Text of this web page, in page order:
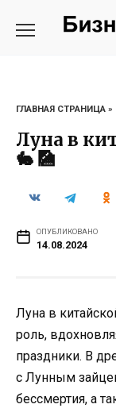
ГЛАВНАЯ СТРАНИЦА »
Луна в
🐇 🎑
ОПУБЛИКОВАНО
14.08.2024
Луна в
роль,
праздники. В
с Лунным
бессмертия, а